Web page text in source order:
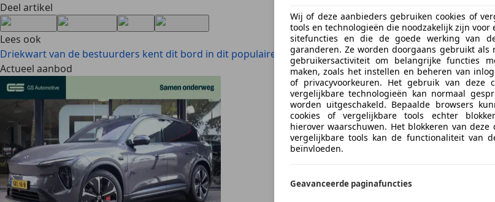
Wij of deze aanbieders gebruiken cookies of
tools en technologieën die noodzakelijk zijn voor
sitefuncties en die de goede werking van
garanderen. Ze worden doorgaans gebruikt als
gebruikersactiviteit om belangrijke functies
maken, zoals het instellen en beheren van
of privacyvoorkeuren. Het gebruik van deze
vergelijkbare technologieën kan normaal
worden uitgeschakeld. Bepaalde browsers
cookies of vergelijkbare tools echter
hierover waarschuwen. Het blokkeren van deze
vergelijkbare tools kan de functionaliteit van
beïnvloeden.
Geavanceerde paginafuncties
Deel artikel
Lees ook
Driekwart van de bestuurders kent dit bord in dit populaire vakantieland nietVerkoopcijfers juli 2026:
Actueel aanbod